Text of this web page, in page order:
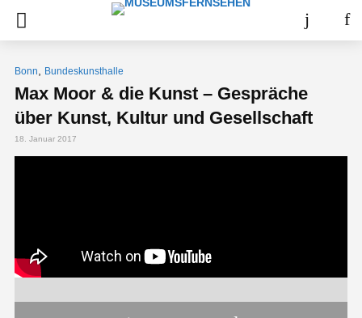
Bonn Bundeskunsthalle
Max Moor & die Kunst – Gespräche
über Kunst, Kultur und Gesellschaft
18. Januar 2017